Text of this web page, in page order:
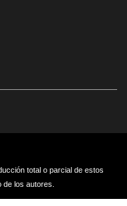
total o parcial de estos
los autores.